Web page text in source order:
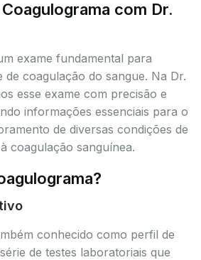
com Dr.
exame fundamental para
de coagulação do sangue. Na Dr.
esse exame com precisão e
informações essenciais para o
de diversas condições de
coagulação sanguínea.
conhecido como perfil de
de testes laboratoriais que